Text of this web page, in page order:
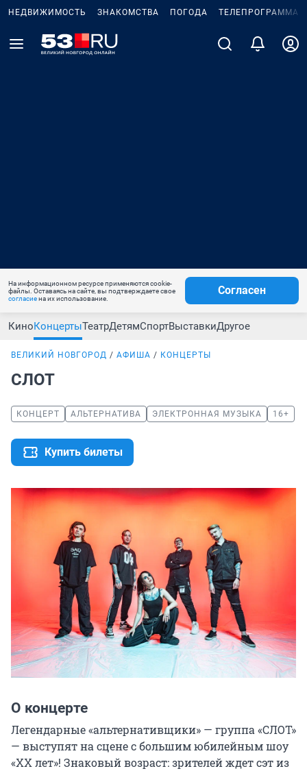
НЕДВИЖИМОСТЬ ЗНАКОМСТВА ПОГОДА ТЕЛЕПРОГРАММА
На информационном ресурсе применяются cookie-
файлы. Оставаясь на сайте, вы подтверждаете свое
согласиена их использование.
Согласен
КиноКонцертыТеатрДетямСпортВыставкиДругое
ВЕЛИКИЙ НОВГОРОД АФИША КОНЦЕРТЫ
СЛОТ
КОНЦЕРТ АЛЬТЕРНАТИВА ЭЛЕКТРОННАЯ МУЗЫКА 16+
Купить билеты
О концерте
Легендарные «альтернативщики» — группа «СЛОТ»
— выступят на сцене с большим юбилейным шоу
«ХХ лет»! Знаковый возраст: зрителей ждет сэт из